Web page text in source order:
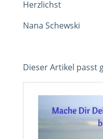
Herzlichst
Nana Schewski
Dieser Artikel passt